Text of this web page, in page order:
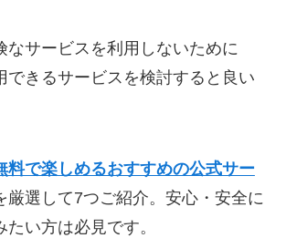
なサービスを利用しないために
できるサービスを検討すると良い
料で楽しめるおすすめの公式サー
厳選して7つご紹介。安心・安全に
たい方は必見です。